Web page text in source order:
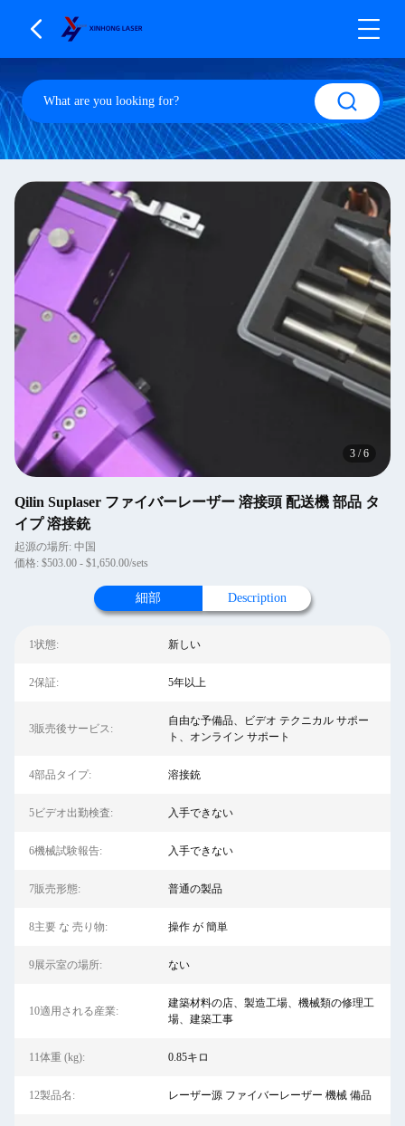
4 /6
Qilin Suplaser ファイバーレーザー 溶接頭 配送機 部品 タ
イプ 溶接銃
起源の場所: 中国
価格: $503.00 - $1,650.00/sets
細部 Description
1状態: 新しい
2保証: 5年以上
3販売後サービス:
自由な予備品、ビデオ テクニカル サポー
ト、オンライン サポート
4部品タイプ: 溶接銃
5ビデオ出勤検査: 入手できない
6機械試験報告: 入手できない
7販売形態: 普通の製品
8主要 な 売り物: 操作 が 簡単
9展示室の場所: ない
10適用される産業:
建築材料の店、製造工場、機械類の修理工
場、建築工事
11体重 (kg): 0.85キロ
12製品名: レーザー源 ファイバーレーザー 機械 備品